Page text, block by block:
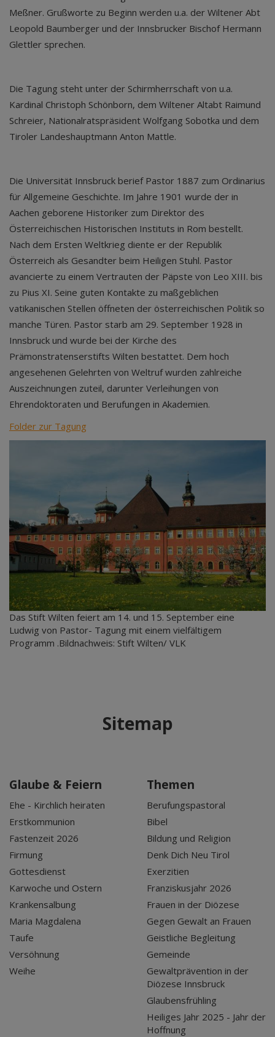
Meßner. Grußworte zu Beginn werden u.a. der Wiltener Abt
Leopold Baumberger und der Innsbrucker Bischof Hermann
Glettler sprechen.
Die Tagung steht unter der Schirmherrschaft von u.a.
Kardinal Christoph Schönborn, dem Wiltener Altabt Raimund
Schreier, Nationalratspräsident Wolfgang Sobotka und dem
Tiroler Landeshauptmann Anton Mattle.
Die Universität Innsbruck berief Pastor 1887 zum Ordinarius
für Allgemeine Geschichte. Im Jahre 1901 wurde der in
Aachen geborene Historiker zum Direktor des
Österreichischen Historischen Instituts in Rom bestellt.
Nach dem Ersten Weltkrieg diente er der Republik
Österreich als Gesandter beim Heiligen Stuhl. Pastor
avancierte zu einem Vertrauten der Päpste von Leo XIII. bis
zu Pius XI. Seine guten Kontakte zu maßgeblichen
vatikanischen Stellen öffneten der österreichischen Politik so
manche Türen. Pastor starb am 29. September 1928 in
Innsbruck und wurde bei der Kirche des
Prämonstratenserstifts Wilten bestattet. Dem hoch
angesehenen Gelehrten von Weltruf wurden zahlreiche
Auszeichnungen zuteil, darunter Verleihungen von
Ehrendoktoraten und Berufungen in Akademien.
Folder zur Tagung
Das Stift Wilten feiert am 14. und 15. September eine
Ludwig von Pastor- Tagung mit einem vielfältigem
Programm .Bildnachweis: Stift Wilten/ VLK
Sitemap
Glaube & Feiern
Ehe - Kirchlich heiraten
Erstkommunion
Fastenzeit 2026
Firmung
Gottesdienst
Karwoche und Ostern
Krankensalbung
Maria Magdalena
Taufe
Versöhnung
Weihe
Themen
Berufungspastoral
Bibel
Bildung und Religion
Denk Dich Neu Tirol
Exerzitien
Franziskusjahr 2026
Frauen in der Diözese
Gegen Gewalt an Frauen
Geistliche Begleitung
Gemeinde
Gewaltprävention in der
Diözese Innsbruck
Glaubensfrühling
Heiliges Jahr 2025 - Jahr der
Hoffnung